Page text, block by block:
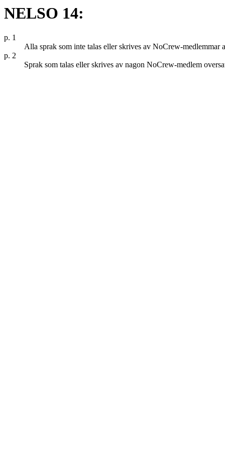
NELSO 14:
p. 1
Alla sprak som inte talas eller skrives av NoCrew-medlemmar
p. 2
Sprak som talas eller skrives av nagon NoCrew-medlem